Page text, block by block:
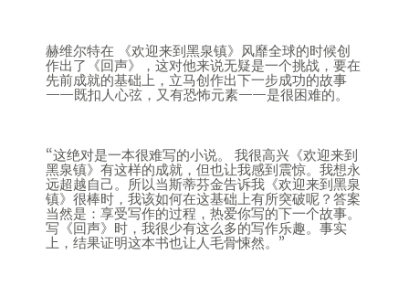
赫维尔特在 《欢迎来到黑泉镇》风靡全球的时候创
作出了《回声》，这对他来说无疑是一个挑战，要在
先前成就的基础上，立马创作出下一步成功的故事
——既扣人心弦，又有恐怖元素——是很困难的。
“这绝对是一本很难写的小说。 我很高兴《欢迎来到
黑泉镇》有这样的成就，但也让我感到震惊。我想永
远超越自己。所以当斯蒂芬金告诉我《欢迎来到黑泉
镇》很棒时，我该如何在这基础上有所突破呢？答案
当然是：享受写作的过程，热爱你写的下一个故事。
写《回声》时，我很少有这么多的写作乐趣。事实
上，结果证明这本书也让人毛骨悚然。”